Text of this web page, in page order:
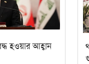
হওয়ার আহ্বান